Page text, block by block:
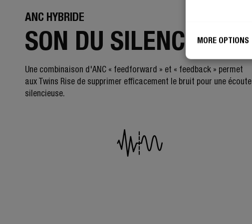
MORE OPTIONS
ANC HYBRIDE
SON DU SILENCE
Une combinaison d'ANC « feedforward » et « feedback » permet
aux Twins Rise de supprimer efficacement le bruit pour une écoute
silencieuse.